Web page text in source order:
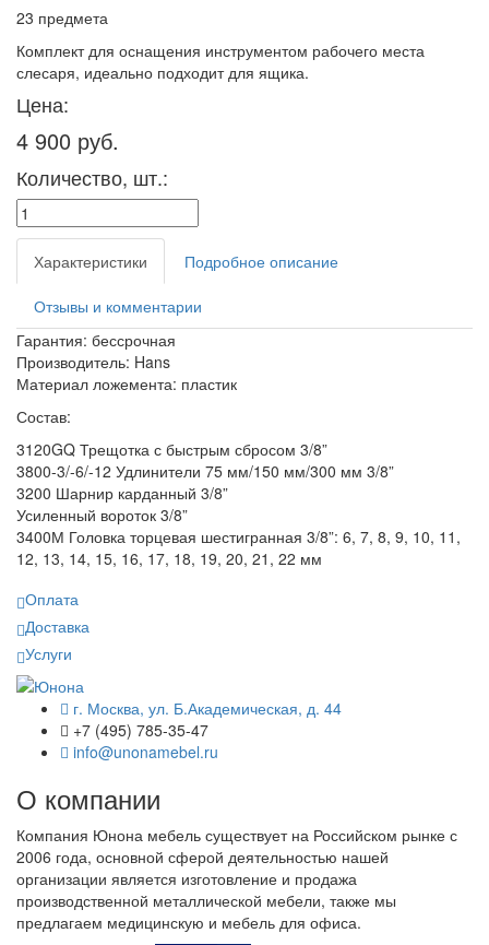
23 предмета
Комплект для оснащения инструментом рабочего места
слесаря, идеально подходит для ящика.
Цена:
4 900 руб.
Количество, шт.:
Характеристики Подробное описание
Отзывы и комментарии
Гарантия: бессрочная
Производитель: Hans
Материал ложемента: пластик
Состав:
3120GQ Трещотка с быстрым сбросом 3/8”
3800-3/-6/-12 Удлинители 75 мм/150 мм/300 мм 3/8”
3200 Шарнир карданный 3/8”
Усиленный вороток 3/8”
3400М Головка торцевая шестигранная 3/8”: 6, 7, 8, 9, 10, 11,
12, 13, 14, 15, 16, 17, 18, 19, 20, 21, 22 мм
Оплата
Доставка
Услуги
г. Москва, ул. Б.Академическая, д. 44
+7 (495) 785-35-47
info@unonamebel.ru
О компании
Компания Юнона мебель существует на Российском рынке с
2006 года, основной сферой деятельностью нашей
организации является изготовление и продажа
производственной металлической мебели, также мы
предлагаем медицинскую и мебель для офиса.